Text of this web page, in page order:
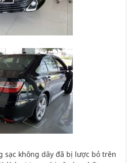
sạc không dây đã bị lược bỏ trên